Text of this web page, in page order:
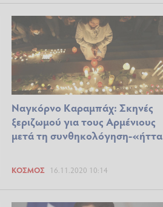
Ναγκόρνο Καραμπάχ: Σκηνές
ξεριζωμού για τους Αρμένιους
μετά τη συνθηκολόγηση-
ΚΌΣΜΟΣ 16.11.2020 10:14